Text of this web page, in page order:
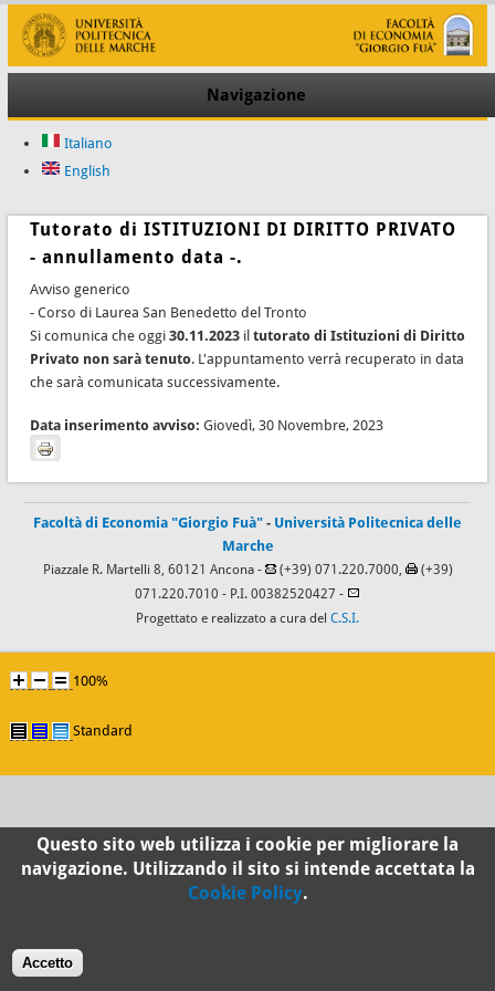
Navigazione
Italiano
English
Tutorato di ISTITUZIONI DI DIRITTO PRIVATO
- annullamento data -.
Avviso generico
- Corso di Laurea San Benedetto del Tronto
Si comunica che oggi 30.11.2023il tutorato di Istituzioni di Diritto
Privato non sarà tenuto. L'appuntamento verrà recuperato in data
che sarà comunicata successivamente.
Data inserimento avviso: Giovedì, 30 Novembre, 2023
Facoltà di Economia "Giorgio Fuà" - Università Politecnica delle
Marche
Piazzale R. Martelli 8, 60121 Ancona - (+39) 071.220.7000,
(+39)
071.220.7010 - P.I. 00382520427 -
Progettato e realizzato a cura del C.S.I.
100%
Standard
Questo sito web utilizza i cookie per migliorare la
navigazione. Utilizzando il sito si intende accettata la
Cookie Policy.
Accetto